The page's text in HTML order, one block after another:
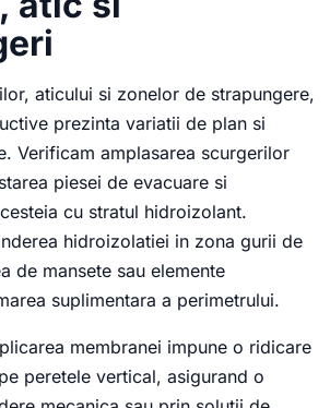
aticului si zonelor de strapungere,
prezinta variatii de plan si
Verificam amplasarea scurgerilor
piesei de evacuare si
cu stratul hidroizolant.
hidroizolatiei in zona gurii de
de mansete sau elemente
suplimentara a perimetrului.
membranei impune o ridicare
peretele vertical, asigurand o